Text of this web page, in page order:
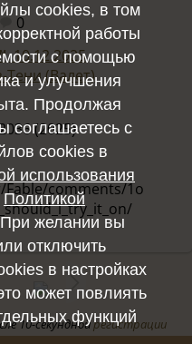
1080x2194 / 61.9Kb
0
10.12.2025
Тени (Валет)
(2025)
comments/1o
10-секунднойрегистрации
cookies, в том
работы
с помощью
и улучшения
Продолжая
соглашаетесь с
cookies в
использования
Политикой
желании вы
отключить
в настройках
может повлиять
функций